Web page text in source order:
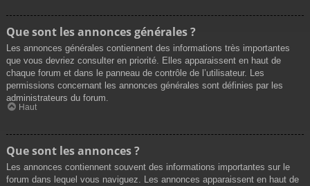
Que sont les annonces générales ?
Les annonces générales contiennent des informations très importantes
que vous devriez consulter en priorité. Elles apparaissent en haut de
chaque forum et dans le panneau de contrôle de l’utilisateur. Les
permissions concernant les annonces générales sont définies par les
administrateurs du forum.
Haut
Que sont les annonces ?
Les annonces contiennent souvent des informations importantes sur le
forum dans lequel vous naviguez. Les annonces apparaissent en haut de